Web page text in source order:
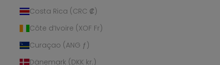
Costa Rica (CRC ₡)
Côte d’Ivoire (XOF Fr)
Curaçao (ANG ƒ)
Dänemark (DKK kr.)